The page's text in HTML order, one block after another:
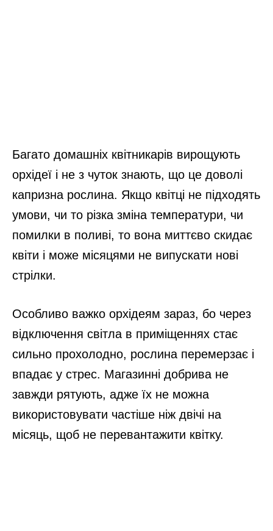
Багато домашніх квітникарів вирощують
орхідеї і не з чуток знають, що це доволі
капризна рослина. Якщо квітці не підходять
умови, чи то різка зміна температури, чи
помилки в поливі, то вона миттєво скидає
квіти і може місяцями не випускати нові
стрілки.
Особливо важко орхідеям зараз, бо через
відключення світла в приміщеннях стає
сильно прохолодно, рослина перемерзає і
впадає у стрес. Магазинні добрива не
завжди рятують, адже їх не можна
використовувати частіше ніж двічі на
місяць, щоб не перевантажити квітку.